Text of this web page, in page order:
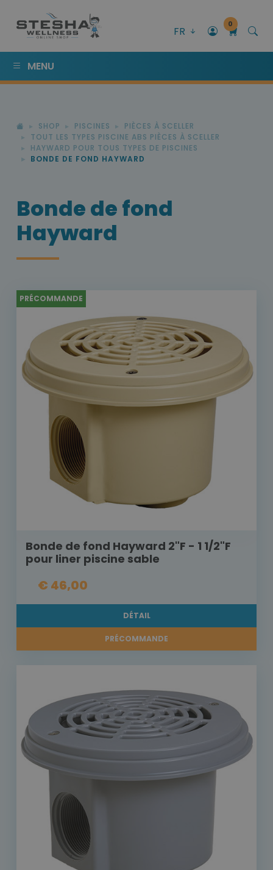
FR
0
MENU
SHOP PISCINES
PIÈCES À SCELLER
TOUT LES TYPES PISCINE ABS PIÈCES À SCELLER
HAYWARD POUR TOUS TYPES DE PISCINES
BONDE DE FOND HAYWARD
Bonde de fond
Hayward
PRÉCOMMANDE
Bonde de fond Hayward 2"F - 1 1/2"F
pour liner piscine sable
€ 46,00
DÉTAIL
PRÉCOMMANDE